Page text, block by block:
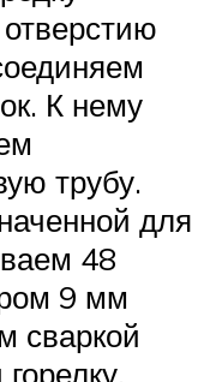
К нему
трубу.
для
48
9 мм
сваркой